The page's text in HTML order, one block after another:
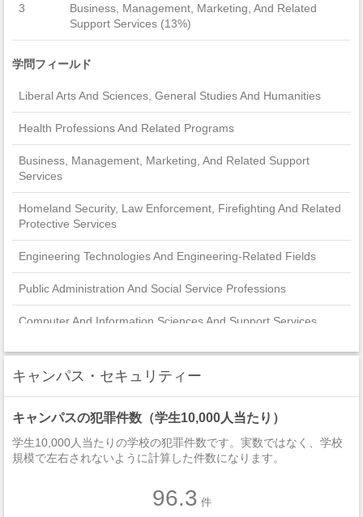
3
Business, Management, Marketing, And Related
Support Services (13%)
学問フィールド
Liberal Arts And Sciences, General Studies And Humanities
Health Professions And Related Programs
Business, Management, Marketing, And Related Support
Services
Homeland Security, Law Enforcement, Firefighting And Related
Protective Services
Engineering Technologies And Engineering-Related Fields
Public Administration And Social Service Professions
Computer And Information Sciences And Support Services
Family And Consumer Sciences/Human Sciences
Natural Resources And Conservation
Engineering
キャンパス・セキュリティー
キャンパスの犯罪件数（学生10,000人当たり）
学生10,000人当たりの学校の犯罪件数です。実数ではなく、学校
規模で左右されないように計算した件数になります。
96.3 件